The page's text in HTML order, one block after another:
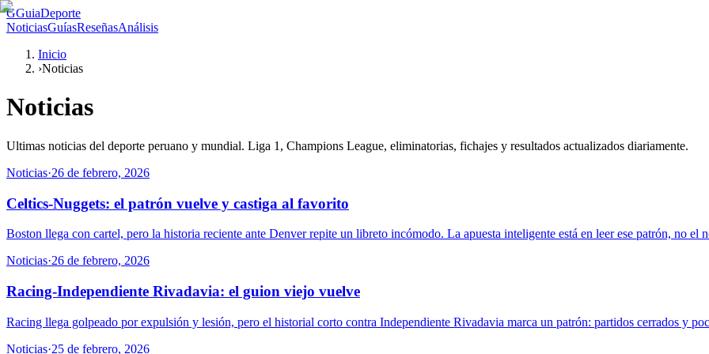
GGuiaDeporte
NoticiasGuíasReseñasAnálisis
Inicio
›Noticias
Noticias
Ultimas noticias del deporte peruano y mundial. Liga 1, Champions League, eliminatorias, fichajes y resultados actualizados diariamente.
Noticias·26 de febrero, 2026
Celtics-Nuggets: el patrón vuelve y castiga al favorito
Boston llega con cartel, pero la historia reciente ante Denver repite un libreto incómodo. La apuesta inteligente está en leer ese patrón, no el
Noticias·26 de febrero, 2026
Racing-Independiente Rivadavia: el guion viejo vuelve
Racing llega golpeado por expulsión y lesión, pero el historial corto contra Independiente Rivadavia marca un patrón: partidos cerrados y
Noticias·25 de febrero, 2026